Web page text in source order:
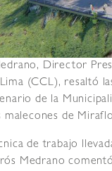
Director
(CCL), resaltó
de la
malecones de
de trabajo
Medrano